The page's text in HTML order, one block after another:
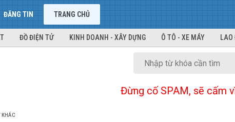
ĐĂNG TIN TRANG CHỦ
ĐỒ ĐIỆN TỬ KINH DOANH - XÂY DỰNG Ô TÔ - XE MÁY LAO
Đừng cố SPAM, sẽ cấm
KHÁC